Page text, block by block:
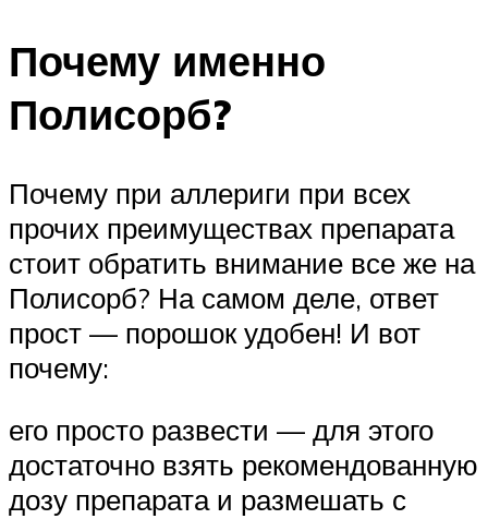
Почему именно
Полисорб?
Почему при аллериги при всех
прочих преимуществах препарата
стоит обратить внимание все же на
Полисорб? На самом деле, ответ
прост — порошок удобен! И вот
почему:
его просто развести — для этого
достаточно взять рекомендованную
дозу препарата и размешать с